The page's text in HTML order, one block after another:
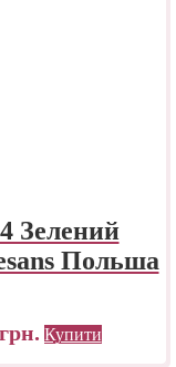
Зелений
Польша
грн. Купити